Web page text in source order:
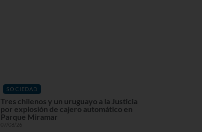
SOCIEDAD
Tres chilenos y un uruguayo a la Justicia
por explosión de cajero automático en
Parque Miramar
07/08/26